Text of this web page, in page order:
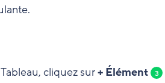
cliquez sur+ Élément 3